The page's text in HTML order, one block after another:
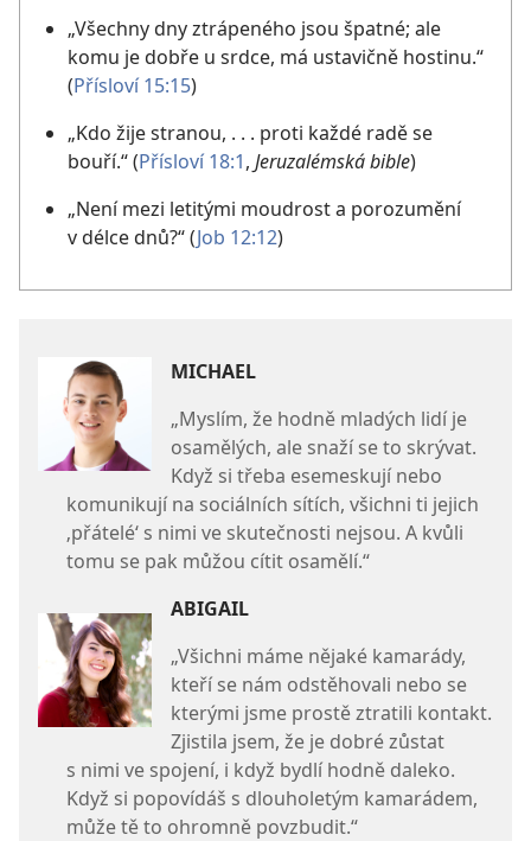
„Všechny dny ztrápeného jsou špatné; ale
komu je dobře u srdce, má ustavičně hostinu.“
(Přísloví 15:15)
„Kdo žije stranou, . . . proti každé radě se
bouří.“ (Přísloví 18:1, Jeruzalémská bible)
„Není mezi letitými moudrost a porozumění
v délce dnů?“ (Job 12:12)
MICHAEL
„Myslím, že hodně mladých lidí je
osamělých, ale snaží se to skrývat.
Když si třeba esemeskují nebo
komunikují na sociálních sítích, všichni ti jejich
‚přátelé‘ s nimi ve skutečnosti nejsou. A kvůli
tomu se pak můžou cítit osamělí.“
ABIGAIL
„Všichni máme nějaké kamarády,
kteří se nám odstěhovali nebo se
kterými jsme prostě ztratili kontakt.
Zjistila jsem, že je dobré zůstat
s nimi ve spojení, i když bydlí hodně daleko.
Když si popovídáš s dlouholetým kamarádem,
může tě to ohromně povzbudit.“